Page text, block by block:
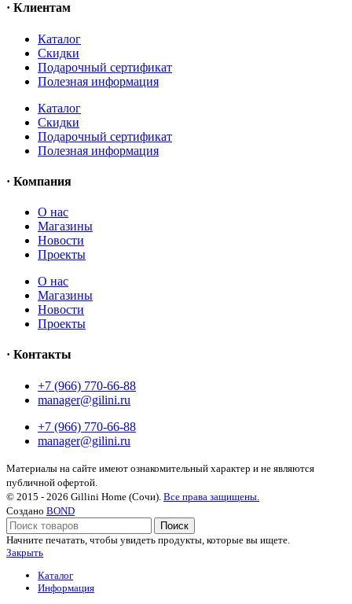
· Клиентам
Каталог
Скидки
Подарочный сертификат
Полезная информация
Каталог
Скидки
Подарочный сертификат
Полезная информация
· Компания
О нас
Магазины
Новости
Проекты
О нас
Магазины
Новости
Проекты
· Контакты
+7 (966) 770-66-88
manager@gilini.ru
+7 (966) 770-66-88
manager@gilini.ru
Материалы на сайте имеют ознакомительный характер и не являются
публичной офертой.
© 2015 - 2026 Gillini Home (Сочи). Все права защищены.
Создано BOND
Поиск
Начните печатать, чтобы увидеть продукты, которые вы ищете.
Закрыть
Каталог
Информация